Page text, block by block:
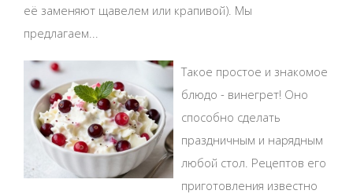
её заменяют щавелем или крапивой). Мы
предлагаем...
Такое простое и знакомое
блюдо - винегрет! Оно
способно сделать
праздничным и нарядным
любой стол. Рецептов его
приготовления известно